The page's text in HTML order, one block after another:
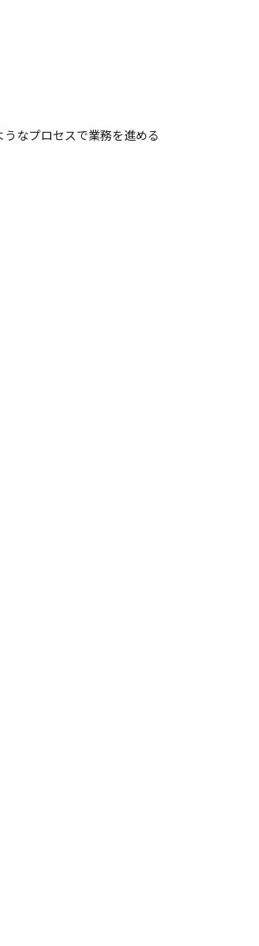
なプロセスで業務を進める